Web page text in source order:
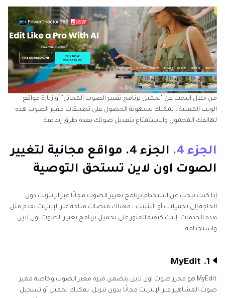
من خلال البحث عن "تحميل برنامج تغيير الصوت المجاني" أو زيارة مواقع
الويب المعنية ، يمكنك بسهولة الحصول على تطبيقات مغير الصوت هذه
لهاتفك المحمول والاستمتاع بتعديل صوتك بعدة طرق إبداعية.
الجزء 4.
الجزء 4. مواقع مجانية لتغيير
الصوت اون لاين تستحق التوصية
إذا كنت تبحث عن استخدام برنامج تغيير الصوت مجانًا عبر الإنترنت دون
الحاجة إلى تحميلات أو التثبيت ، فهناك منصات متاحة عبر الإنترنت تقدم مثل
هذه الخدمات. إليك كيفية العثور على تحميل برنامج تغيير الصوت اون لاين
واستخدامه.
1. MyEdit
MyEdit هو محرر صوت اون لاين يتضمن ميزة مغير الصوت وخاصة مغير
صوت المشاهير عبر الإنترنت مجانًا بدون تنزيل. يمكنك تحميل أو تسجيل